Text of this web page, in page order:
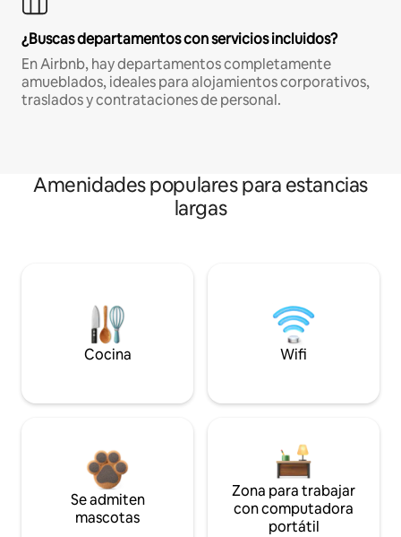
¿Buscas departamentos con servicios incluidos?
En Airbnb, hay departamentos completamente
amueblados, ideales para alojamientos corporativos,
traslados y contrataciones de personal.
Amenidades populares para estancias
largas
Cocina Wifi
Se admiten
mascotas
Zona para trabajar
con computadora
portátil